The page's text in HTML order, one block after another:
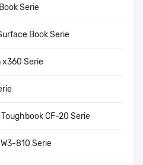
Serie
Book Serie
x360 Serie
CF-20 Serie
810 Serie